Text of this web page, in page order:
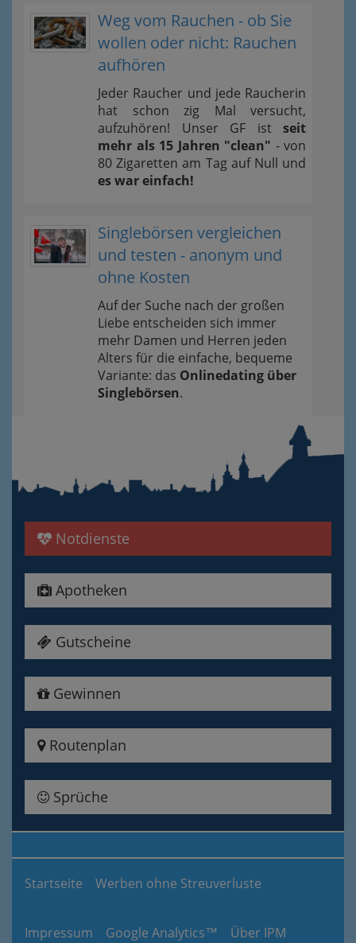
Weg vom Rauchen - ob Sie
wollen oder nicht: Rauchen
aufhören
Jeder Raucher und jede Raucherin
hat schon zig Mal versucht,
aufzuhören! Unser GF ist seit
mehr als 15 Jahren "clean" - von
80 Zigaretten am Tag auf Null und
es war einfach!
Singlebörsen vergleichen
und testen - anonym und
ohne Kosten
Auf der Suche nach der großen
Liebe entscheiden sich immer
mehr Damen und Herren jeden
Alters für die einfache, bequeme
Variante: das Onlinedating über
Singlebörsen.
Notdienste
Apotheken
Gutscheine
Gewinnen
Routenplan
Sprüche
Startseite Werben ohne Streuverluste
Impressum Google Analytics™ Über IPM